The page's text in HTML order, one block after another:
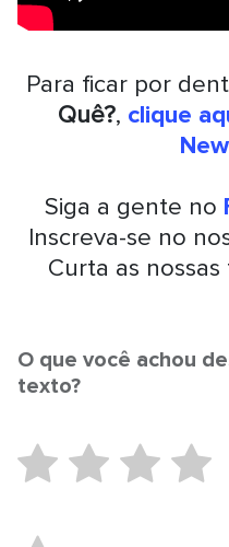
Para ficar por
Quê?, clique
Siga a gente no
Inscreva-se no
Curta as
O que você achou
texto?